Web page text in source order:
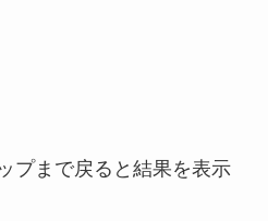
プまで戻ると結果を表示